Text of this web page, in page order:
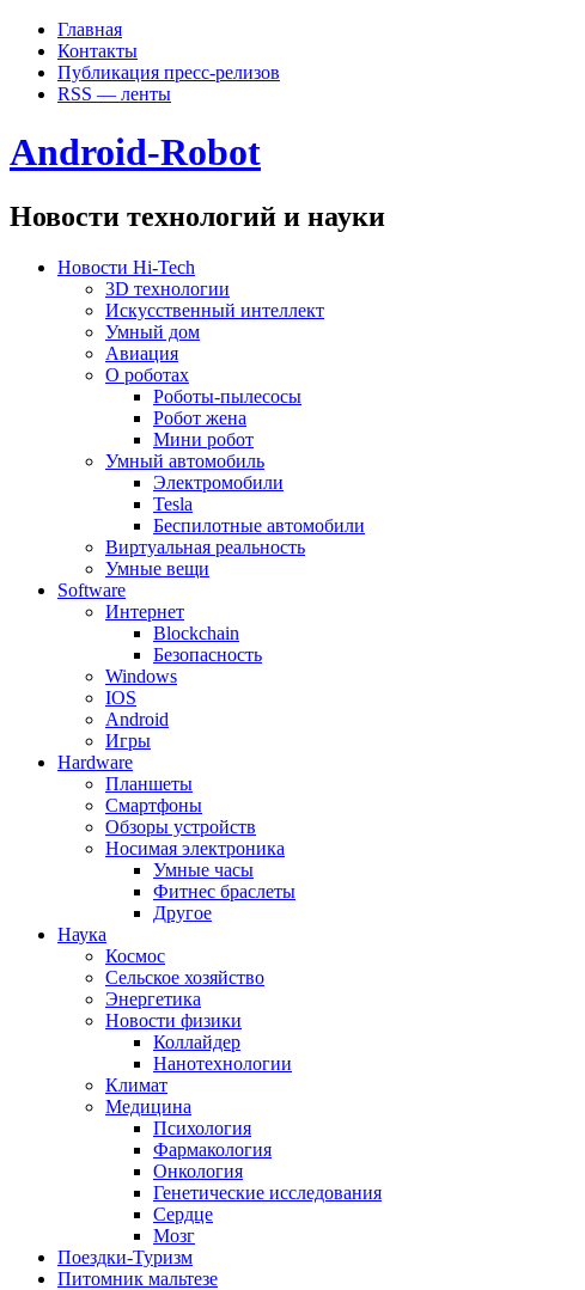
Главная
Контакты
Публикация пресс-релизов
RSS — ленты
Android-Robot
Новости технологий и науки
Новости Hi-Tech
3D технологии
Искусственный интеллект
Умный дом
Авиация
О роботах
Роботы-пылесосы
Робот жена
Мини робот
Умный автомобиль
Электромобили
Tesla
Беспилотные автомобили
Виртуальная реальность
Умные вещи
Software
Интернет
Blockchain
Безопасность
Windows
IOS
Android
Игры
Hardware
Планшеты
Смартфоны
Обзоры устройств
Носимая электроника
Умные часы
Фитнес браслеты
Другое
Наука
Космос
Сельское хозяйство
Энергетика
Новости физики
Коллайдер
Нанотехнологии
Климат
Медицина
Психология
Фармакология
Онкология
Генетические исследования
Сердце
Мозг
Поездки-Туризм
Питомник мальтезе